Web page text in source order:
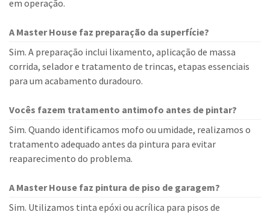
em operação.
A Master House faz preparação da superfície?
Sim. A preparação inclui lixamento, aplicação de massa
corrida, selador e tratamento de trincas, etapas essenciais
para um acabamento duradouro.
Vocês fazem tratamento antimofo antes de pintar?
Sim. Quando identificamos mofo ou umidade, realizamos o
tratamento adequado antes da pintura para evitar
reaparecimento do problema.
A Master House faz pintura de piso de garagem?
Sim. Utilizamos tinta epóxi ou acrílica para pisos de